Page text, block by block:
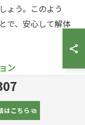
ょう。このよう
で、安心して解体
ン
業者の対応品質と
。問い合わせや見
頼できる業者の基
はこちら